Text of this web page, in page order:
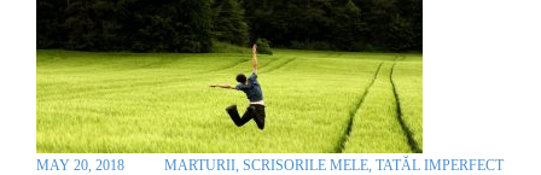
MAY 20, 2018 MARTURII, SCRISORILE MELE, TATĂL IMPERFECT